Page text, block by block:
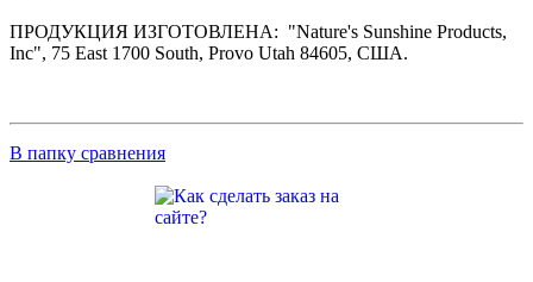
ПРОДУКЦИЯ ИЗГОТОВЛЕНА: "Nature's Sunshine Products,
Inc", 75 East 1700 South, Provo Utah 84605, США.
В папку сравнения